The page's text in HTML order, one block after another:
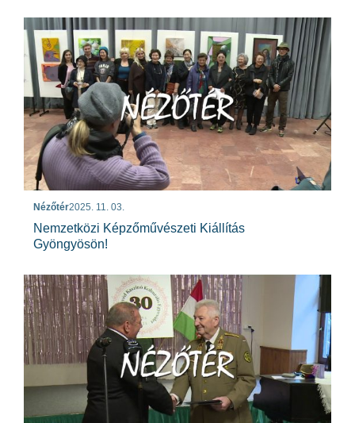
Nézőtér2025. 11. 03.
Nemzetközi Képzőművészeti Kiállítás
Gyöngyösön!